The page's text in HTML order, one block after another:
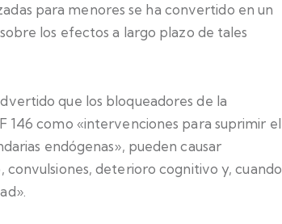
para menores se ha convertido en un
los efectos a largo plazo de tales
que los bloqueadores de la
146 como «intervenciones para suprimir el
endógenas», pueden causar
deterioro cognitivo y, cuando